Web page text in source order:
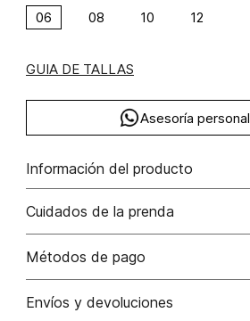
06 08 10 12
GUIA DE TALLAS
Asesoría
Información del producto
Vestido corto un solo hombro
Composición: POLIÉSTER 94%
Cuidados de la prenda
No dejar en remojo /lavar por
Métodos de pago
Tarjetas de crédito: Visa, Dinners,
Envíos y devoluciones